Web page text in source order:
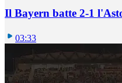
Il Bayern batte 2-1
03:33